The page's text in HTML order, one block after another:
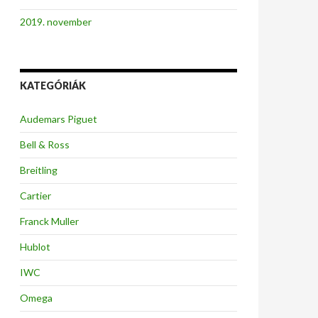
2019. november
KATEGÓRIÁK
Audemars Piguet
Bell & Ross
Breitling
Cartier
Franck Muller
Hublot
IWC
Omega